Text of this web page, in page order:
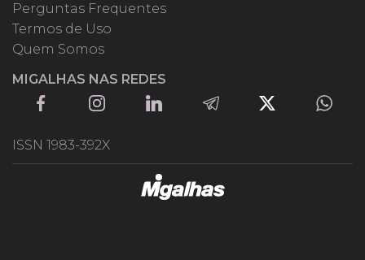
Perguntas Frequentes
Termos de Uso
Quem Somos
MIGALHAS NAS REDES
ISSN 1983-392X